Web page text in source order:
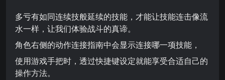
多亏有如同连续技般延续的技能，才能让技能连击像流
水一样，让我们体验战斗的真谛。
角色右侧的动作连接指南中会显示连接哪一项技能，
使用游戏手把时，透过快捷键设定就能享受合适自己的
操作方法。